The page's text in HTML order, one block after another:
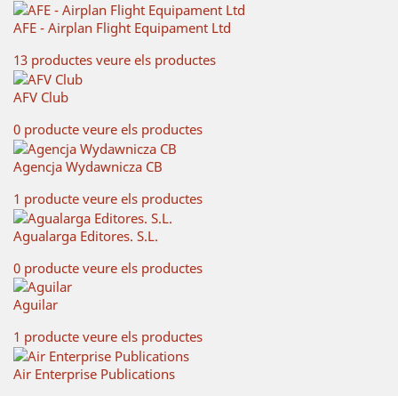
AFE - Airplan Flight Equipament Ltd
13 productes veure els productes
AFV Club
0 producte veure els productes
Agencja Wydawnicza CB
1 producte veure els productes
Agualarga Editores. S.L.
0 producte veure els productes
Aguilar
1 producte veure els productes
Air Enterprise Publications